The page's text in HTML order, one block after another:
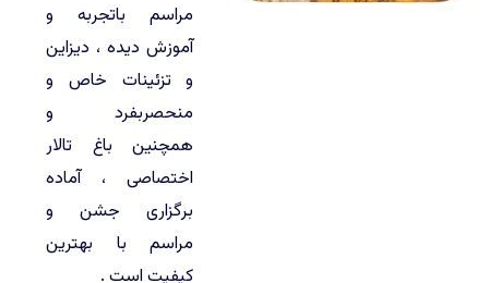
مراسم باتجربه و
آموزش دیده ، دیزاین
و تزئینات خاص و
منحصربفرد و
همچنین باغ تالار
اختصاصی ، آماده
برگزاری جشن و
مراسم با بهترین
کیفیت است .